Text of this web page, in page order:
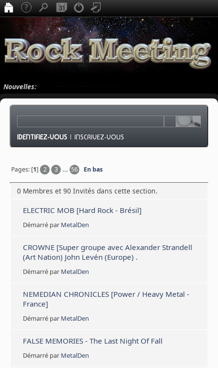
Nouvelles:
IDENTIFIEZ-VOUS |INSCRIVEZ-VOUS
Pages: [1] 2 3 ... 56 En bas
0 Membres et 90 Invités dans cette section.
ELECTRIC MOB [Hard Rock - Brésil]
Démarré par MetalDen
CROWNE [Super groupe avec Alexander Strandell
(Art Nation) John Levén (Europe) .
Démarré par MetalDen
NEMEDIAN CHRONICLES [Power / Heavy Metal -
France]
Démarré par MetalDen
FALSE MEMORIES - The Last Night Of Fall
Démarré par MetalDen